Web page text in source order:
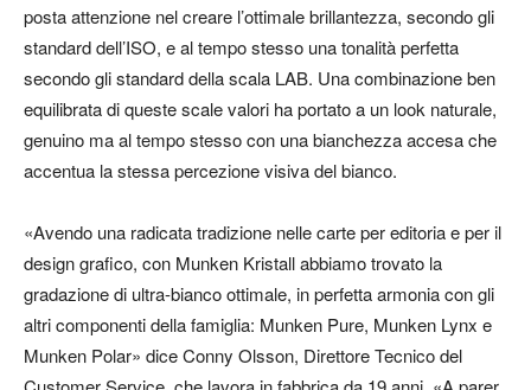
posta attenzione nel creare l’ottimale brillantezza, secondo gli
standard dell’ISO, e al tempo stesso una tonalità perfetta
secondo gli standard della scala LAB. Una combinazione ben
equilibrata di queste scale valori ha portato a un look naturale,
genuino ma al tempo stesso con una bianchezza accesa che
accentua la stessa percezione visiva del bianco.
«Avendo una radicata tradizione nelle carte per editoria e per il
design grafico, con Munken Kristall abbiamo trovato la
gradazione di ultra-bianco ottimale, in perfetta armonia con gli
altri componenti della famiglia: Munken Pure, Munken Lynx e
Munken Polar» dice Conny Olsson, Direttore Tecnico del